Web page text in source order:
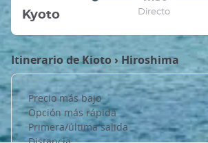
Kyoto
Directo
Itinerario deKioto › Hiroshima
Precio más bajo
Opción más rápida
Primera/última salida